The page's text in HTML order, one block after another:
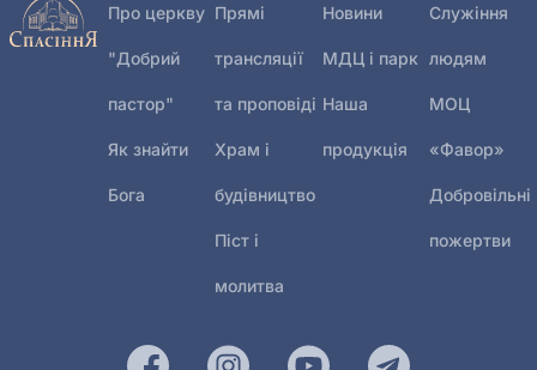
Про церкву
"Добрий
пастор"
Як знайти
Бога
Прямі
трансляції
та проповіді
Храм і
будівництво
Піст і
молитва
Новини
МДЦ і парк
Наша
продукція
Служіння
людям
МОЦ
«Фавор»
Добровільні
пожертви